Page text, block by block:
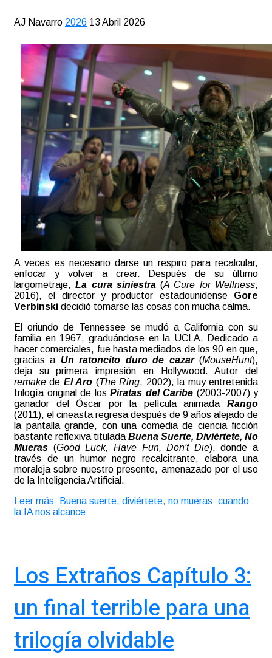
AJ Navarro 2026 13 Abril 2026
A veces es necesario darse un respiro para recalcular,
enfocar y volver a crear. Después de su último
largometraje,La cura siniestra(A Cure for Wellness,
2016), el director y productor estadounidense Gore
Verbinski decidió tomarse las cosas con mucha calma.
El oriundo de Tennessee se mudó a California con su
familia en 1967, graduándose en la UCLA. Dedicado a
hacer comerciales, fue hasta mediados de los 90 en que,
gracias a Un ratoncito duro de cazar(MouseHunt),
deja su primera impresión en Hollywood. Autor del
remakede El Aro (The Ring, 2002), la muy entretenida
trilogía original de los Piratas del Caribe (2003-2007) y
ganador del Óscar por la película animada Rango
(2011), el cineasta regresa después de 9 años alejado de
la pantalla grande, con una comedia de ciencia ficción
bastante reflexiva titulada Buena Suerte, Diviértete, No
Mueras (Good Luck, Have Fun, Don't Die), donde a
través de un humor negro recalcitrante, elabora una
moraleja sobre nuestro presente, amenazado por el uso
de la Inteligencia Artificial .
Leer más: Buena suerte, diviértete, no mueras: cuando
la IA nos alcance
Los Extraños Capítulo 3:
un final terrible para una
trilogía olvidable